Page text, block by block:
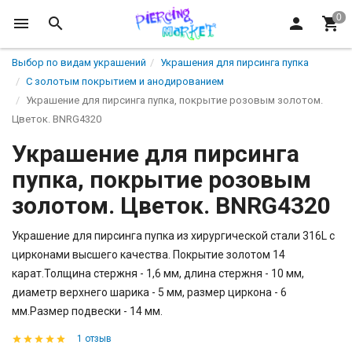
Выбор по видам украшений
Украшения для пирсинга пупка
С золотым покрытием и анодированием
Украшение для пирсинга пупка, покрытие розовым золотом.
Цветок. BNRG4320
Украшение для пирсинга
пупка, покрытие розовым
золотом. Цветок. BNRG4320
Украшение для пирсинга пупка из хирургической стали 316L с
цирконами высшего качества. Покрытие золотом 14
карат.Толщина стержня - 1,6 мм, длина стержня - 10 мм,
диаметр верхнего шарика - 5 мм, размер циркона - 6
мм.Размер подвески - 14 мм.
1 отзыв